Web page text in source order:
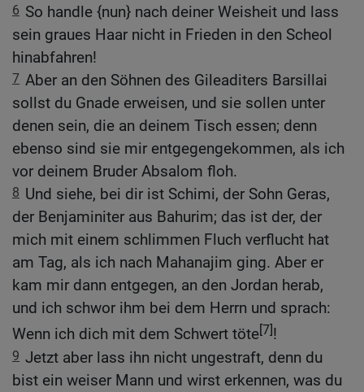
6 So handle {nun} nach deiner Weisheit und lass
sein graues Haar nicht in Frieden in den Scheol
hinabfahren!
7 Aber an den Söhnen des Gileaditers Barsillai
sollst du Gnade erweisen, und sie sollen unter
denen sein, die an deinem Tisch essen; denn
ebenso sind sie mir entgegengekommen, als ich
vor deinem Bruder Absalom floh.
8 Und siehe, bei dir ist Schimi, der Sohn Geras,
der Benjaminiter aus Bahurim; das ist der, der
mich mit einem schlimmen Fluch verflucht hat
am Tag, als ich nach Mahanajim ging. Aber er
kam mir dann entgegen, an den Jordan herab,
und ich schwor ihm bei dem Herrn und sprach:
Wenn ich dich mit dem Schwert töte[7]!
9 Jetzt aber lass ihn nicht ungestraft, denn du
bist ein weiser Mann und wirst erkennen, was du